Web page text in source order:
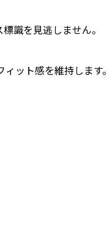
識を見逃しません。
ット感を維持します。